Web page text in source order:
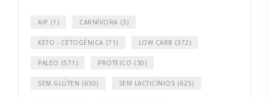
AIP (1) CARNÍVORA (3)
KETO - CETOGÉNICA (71) LOW CARB (372)
PALEO (571) PROTEICO (30)
SEM GLÚTEN (630) SEM LACTICÍNIOS (625)